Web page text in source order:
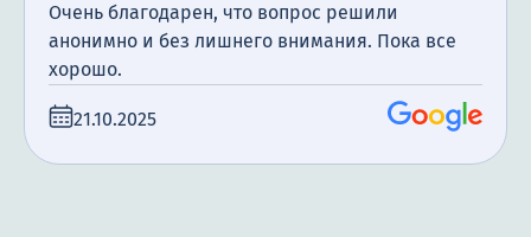
Очень благодарен, что вопрос решили
анонимно и без лишнего внимания. Пока все
хорошо.
21.10.2025